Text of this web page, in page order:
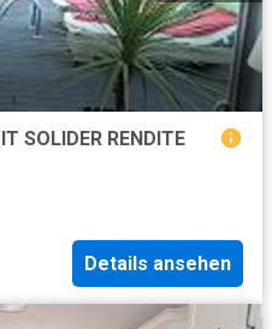
SOLIDER RENDITE
Details ansehen